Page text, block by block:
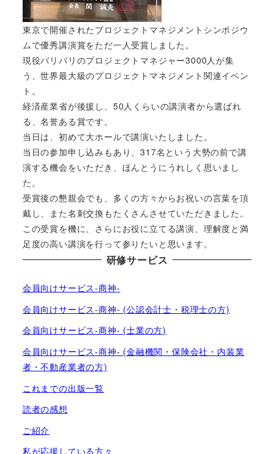
東京で開催されたプロジェクトマネジメントシンポジウ
ムで優秀講演賞をただ一人受賞しました。
現役バリバリのプロジェクトマネジャー3000人が集
う、世界最大級のプロジェクトマネジメント関連イベン
ト。
経済産業省が後援し、50人くらいの講演者から選ばれ
る、名誉ある賞です。
当日は、初めて大ホールで講演いたしました。
当日の参加申し込みもあり、317名という大勢の前で講
演する機会をいただき、ほんとうにうれしく思いまし
た。
受賞後の懇親会でも、多くの方々からお祝いの言葉を頂
戴し、また名刺交換もたくさんさせていただきました。
この受賞を機に、さらにお役に立てる講演、理解度と満
足度の高い講演を行って参りたいと思います。
研修サービス
会員向けサービス-商神-
会員向けサービス-商神- (公認会計士・税理士の方)
会員向けサービス-商神- (士業の方)
会員向けサービス-商神- (金融機関・保険会社・内装業
者・不動産業者の方)
これまでの出版一覧
読者の感想
ご紹介
私が応援している方々